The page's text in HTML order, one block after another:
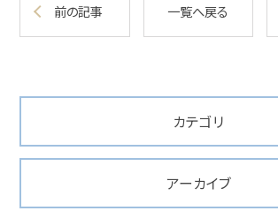
前の記事 一覧へ戻る
カテゴリ
アーカイブ